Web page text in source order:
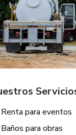
Renta para eventos
Baños para obras